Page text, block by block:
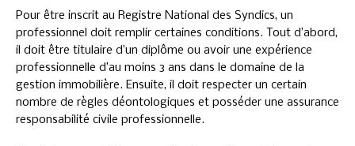
Pour être inscrit au Registre National des Syndics, un
professionnel doit remplir certaines conditions. Tout d’abord,
il doit être titulaire d’un diplôme ou avoir une expérience
professionnelle d’au moins 3 ans dans le domaine de la
gestion immobilière. Ensuite, il doit respecter un certain
nombre de règles déontologiques et posséder une assurance
responsabilité civile professionnelle.